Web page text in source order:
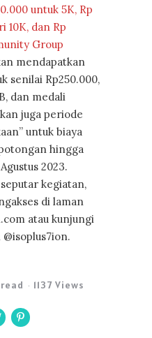
untuk 5K, Rp
10K, dan Rp
Group
mendapatkan
senilai Rp250.000,
dan medali
juga periode
untuk biaya
hingga
2023.
kegiatan,
di laman
atau kunjungi
1137 Views